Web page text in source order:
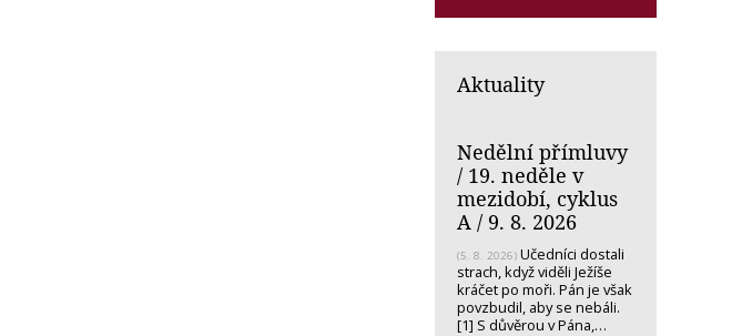
Aktuality
Nedělní přímluvy
/ 19. neděle v
mezidobí, cyklus
A / 9. 8. 2026
(5. 8. 2026) Učedníci dostali
strach, když viděli Ježíše
kráčet po moři. Pán je však
povzbudil, aby se nebáli.
[1] S důvěrou v Pána,…